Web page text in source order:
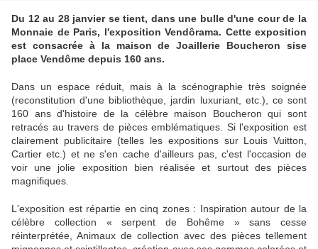
Du 12 au 28 janvier se tient, dans une bulle d'une cour de la
Monnaie de Paris, l'exposition Vendôrama. Cette exposition
est consacrée à la maison de Joaillerie Boucheron sise
place Vendôme depuis 160 ans.
Dans un espace réduit, mais à la scénographie très soignée
(reconstitution d'une bibliothèque, jardin luxuriant, etc.), ce sont
160 ans d'histoire de la célèbre maison Boucheron qui sont
retracés au travers de pièces emblématiques. Si l'exposition est
clairement publicitaire (telles les expositions sur Louis Vuitton,
Cartier etc.) et ne s'en cache d'ailleurs pas, c'est l'occasion de
voir une jolie exposition bien réalisée et surtout des pièces
magnifiques.
L'exposition est répartie en cinq zones : Inspiration autour de la
célèbre collection « serpent de Bohême » sans cesse
réinterprétée, Animaux de collection avec des pièces tellement